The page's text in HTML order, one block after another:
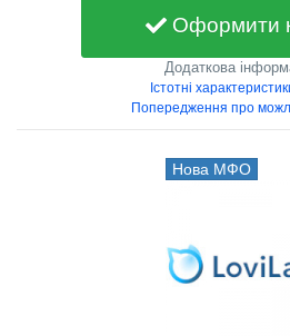
Оформити
Додаткова
Істотні
Попередження про
Нова МФО